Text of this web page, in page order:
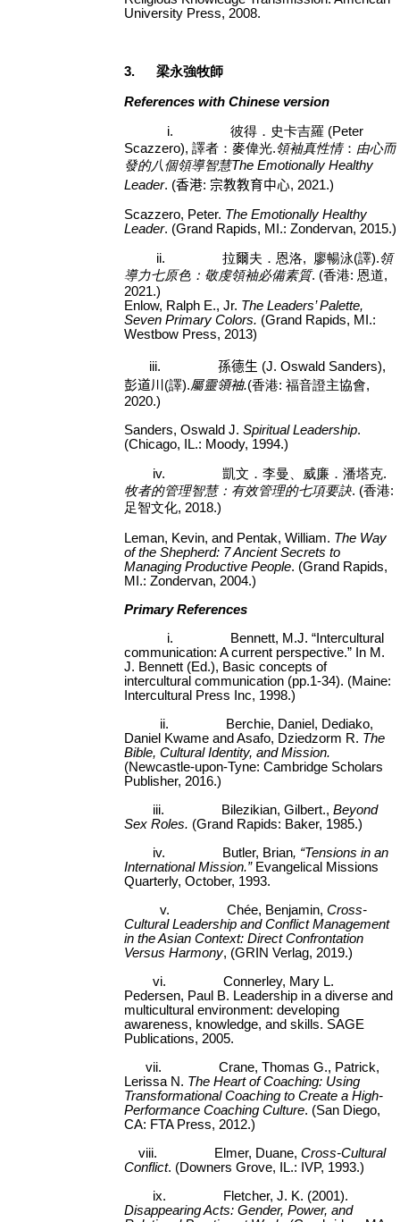
University Press, 2008.
3.梁永強牧師
References with Chinese version
i.彼得．史卡吉羅 (Peter
Scazzero), 譯者：麥偉光.領袖真性情： 由心而
發的八個領導智慧The Emotionally Healthy
Leader. (香港: 宗教教育中心, 2021.)
Scazzero, Peter. The Emotionally Healthy
Leader. (Grand Rapids, MI.: Zondervan, 2015.)
ii.拉爾夫．恩洛, 廖暢泳(譯).領
導力七原色：敬虔領袖必備素質. (香港: 恩道,
2021.)
Enlow, Ralph E., Jr. The Leaders’ Palette,
Seven Primary Colors. (Grand Rapids, MI.:
Westbow Press, 2013)
iii.孫德生 (J. Oswald Sanders),
彭道川 (譯).屬靈領袖.(香港:福音證主協會,
2020.)
Sanders, Oswald J.Spiritual Leadership.
(Chicago, IL.: Moody, 1994.)
iv.凱文．李曼、威廉．潘塔克.
牧者的管理智慧：有效管理的七項要訣. (香港:
足智文化, 2018.)
Leman, Kevin, and Pentak, William. The Way
of the Shepherd: 7 Ancient Secrets to
Managing Productive People. (Grand Rapids,
MI.: Zondervan, 2004.)
Primary References
i.
Bennett, M.J. “Intercultural
communication: A current perspective.” In M.
J. Bennett (Ed.), Basic concepts of
intercultural communication (pp.1-34). (Maine:
Intercultural Press Inc, 1998.)
ii.
Berchie, Daniel, Dediako,
Daniel Kwame and Asafo, Dziedzorm R. The
Bible, Cultural Identity, and Mission.
(Newcastle-upon-Tyne: Cambridge Scholars
Publisher, 2016.)
iii.
Bilezikian, Gilbert.,Beyond
Sex Roles. (Grand Rapids: Baker, 1985.)
iv.
Butler, Brian, “Tensions in an
International Mission.”Evangelical Missions
Quarterly, October, 1993.
v.Chée, Benjamin,Cross-
Cultural Leadership and Conflict Management
in the Asian Context: Direct Confrontation
Versus Harmony, (GRIN Verlag, 2019.)
vi.Connerley, Mary L.
Pedersen, Paul B. Leadership in a diverse and
multicultural environment: developing
awareness, knowledge, and skills. SAGE
Publications, 2005.
vii.Crane, Thomas G., Patrick,
Lerissa N. The Heart of Coaching: Using
Transformational Coaching to Create a High-
Performance Coaching Culture. (San Diego,
CA: FTA Press, 2012.)
viii.
Elmer, Duane,Cross-Cultural
Conflict. (Downers Grove, IL.: IVP, 1993.)
ix.
Fletcher, J. K. (2001).
Disappearing Acts: Gender, Power, and